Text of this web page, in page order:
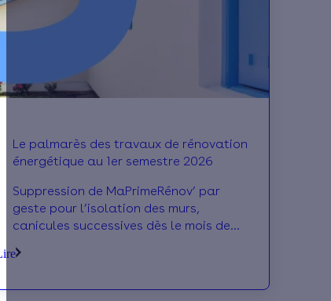
Le palmarès des travaux de rénovation
énergétique au 1er semestre 2026
Suppression de MaPrimeRénov’ par
geste pour l’isolation des murs,
canicules successives dès le mois de
marqué par plusieurs bouleversements
énergétique. Mais alors, quelles